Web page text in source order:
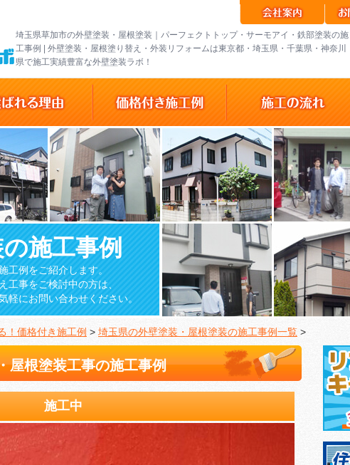
埼玉県草加市の外壁塗装・屋根塗装｜パーフェクトトップ・サーモアイ・鉄部塗装の施
工事例 | 外壁塗装・屋根塗り替え・外装リフォームは東京都・埼玉県・千葉県・神奈川
県で施工実績豊富な外壁塗装ラボ！
施工事例
工例をご紹介します。
工事をご検討中の方は、
軽にお問い合わせください。
！価格付き施工例 > 埼玉県の外壁塗装・屋根塗装の施工事例一覧 >
屋根塗装工事の施工事例
施工中